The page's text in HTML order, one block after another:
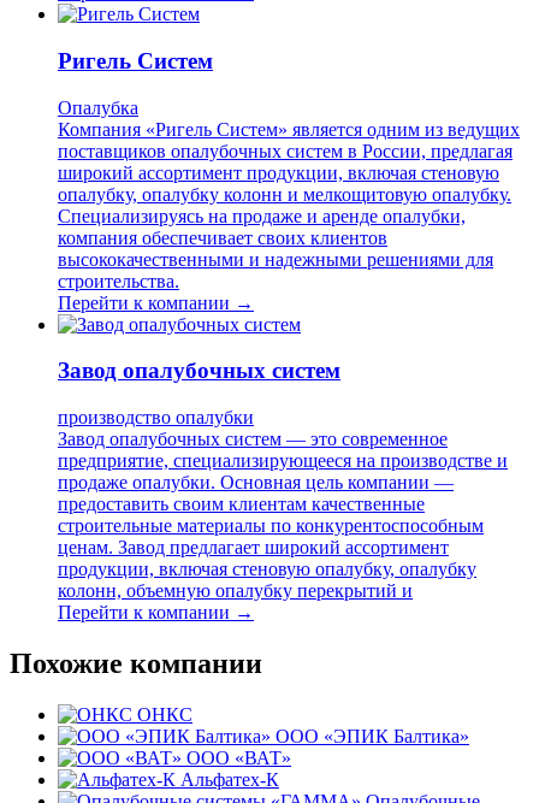
Ригель Систем
Опалубка
Компания «Ригель Систем» является одним из ведущих
поставщиков опалубочных систем в России, предлагая
широкий ассортимент продукции, включая стеновую
опалубку, опалубку колонн и мелкощитовую опалубку.
Специализируясь на продаже и аренде опалубки,
компания обеспечивает своих клиентов
высококачественными и надежными решениями для
строительства.
Перейти к компании →
Завод опалубочных систем
производство опалубки
Завод опалубочных систем — это современное
предприятие, специализирующееся на производстве и
продаже опалубки. Основная цель компании —
предоставить своим клиентам качественные
строительные материалы по конкурентоспособным
ценам. Завод предлагает широкий ассортимент
продукции, включая стеновую опалубку, опалубку
колонн, объемную опалубку перекрытий и
Перейти к компании →
Похожие компании
ОНКС
ООО «ЭПИК Балтика»
ООО «ВАТ»
Альфатех-К